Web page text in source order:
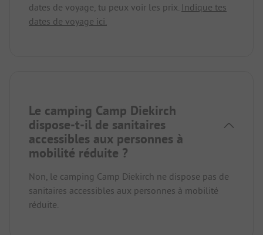
dates de voyage, tu peux voir les prix. Indique tes
dates de voyage ici.
Le camping Camp Diekirch
dispose-t-il de sanitaires
accessibles aux personnes à
mobilité réduite ?
Non, le camping Camp Diekirch ne dispose pas de
sanitaires accessibles aux personnes à mobilité
réduite.